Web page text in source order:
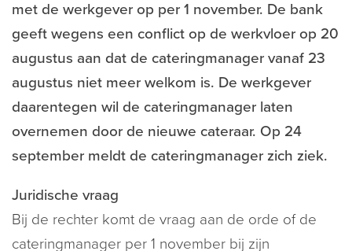
met de werkgever op per 1 november. De bank
geeft wegens een conflict op de werkvloer op 20
augustus aan dat de cateringmanager vanaf 23
augustus niet meer welkom is. De werkgever
daarentegen wil de cateringmanager laten
overnemen door de nieuwe cateraar. Op 24
september meldt de cateringmanager zich ziek.
Juridische vraag
Bij de rechter komt de vraag aan de orde of de
cateringmanager per 1 november bij zijn